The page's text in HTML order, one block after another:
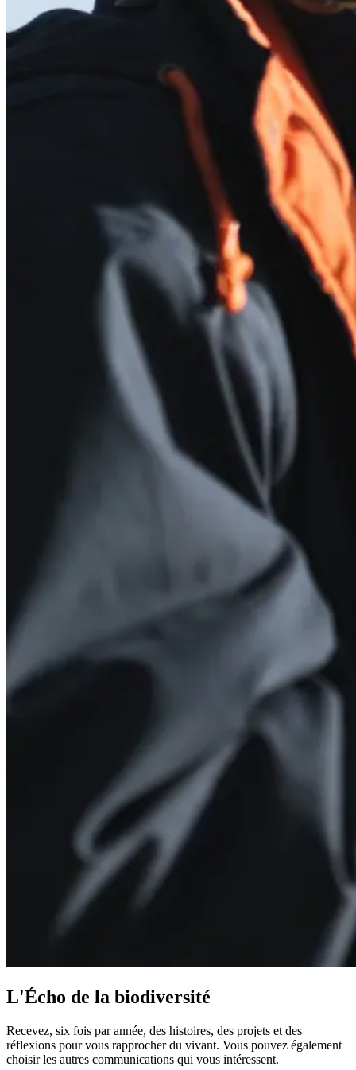
L'Écho de la biodiversité
Recevez, six fois par année, des histoires, des projets et des
réflexions pour vous rapprocher du vivant. Vous pouvez également
choisir les autres communications qui vous intéressent.